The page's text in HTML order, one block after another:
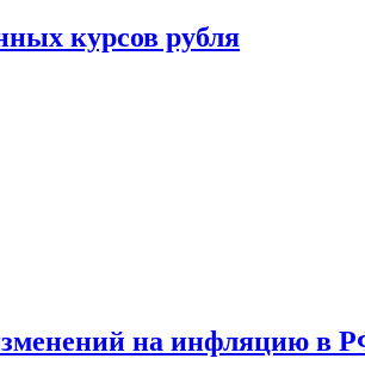
курсов рубля
на инфляцию в